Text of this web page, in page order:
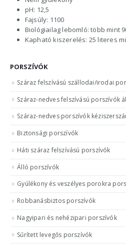
pH: 12,5
Fajsúly: 1100
Biológiailag lebomló: több mint
Kapható kiszerelés: 25 literes
PORSZÍVÓK
Száraz felszívású szállodai/irodai
Száraz-nedves felszívású porszívók
Száraz-nedves porszívók
Biztonsági porszívók
Háti száraz felszívású porszívók
Álló porszívók
Gyúlékony és veszélyes porokra
Robbanásbiztos porszívók
Nagyipari és nehézipari porszívók
Sűrített levegős porszívók